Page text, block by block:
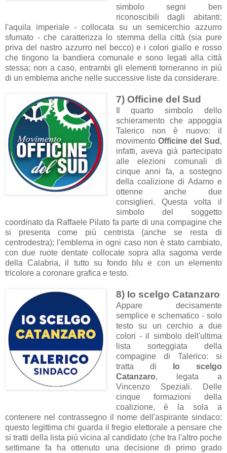
simbolo segni ben
riconoscibili dagli abitanti:
l'aquila imperiale - collocata su un semicerchio azzurro
sfumato - che caratterizza lo stemma della città (sia pure
priva del nastro azzurro nel becco) e i colori giallo e rosso
che tingono la bandiera comunale e sono legati alla città
stessa; non a caso, entrambi gli elementi torneranno in più
di un emblema anche nelle successive liste da considerare.
7) Officine del Sud
Il quarto simbolo dello
schieramento che appoggia
Talerico non è nuovo: il
movimento Officine del Sud ,
infatti, aveva già partecipato
alleelezioni comunali di
cinque anni fa, a sostegno
della coalizione di Adamo e
ottenne anche due
consiglieri. Questa volta il
simbolo del soggetto
coordinato da Raffaele Pilato fa parte di una compagine che
si presenta come più centrista (anche se resta di
centrodestra); l'emblema in ogni caso non è stato cambiato,
con due ruote dentate collocate sopra alla sagoma verde
della Calabria, il tutto su fondo blu e con un elemento
tricolore a coronare grafica e testo.
8) Io scelgo Catanzaro
Appare decisamente
semplice e schematico - solo
testo su un cerchio a due
colori - il simbolo dell'ultima
lista sorteggiata della
compagine di Talerico: si
tratta di
Io scelgo
Catanzaro, legata a
Vincenzo Speziali. Delle
cinque formazioni della
coalizione, è la sola a
contenere nel contrassegno il nome dell'aspirante sindaco:
questo legittima chi guarda il fregio elettorale a pensare che
si tratti della lista più vicina al candidato (che tra l'altro poche
settimane fa ha ottenuto una decisione di primo grado